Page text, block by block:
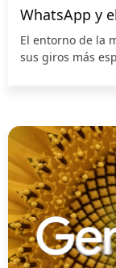
WhatsApp y
El entorno de la
sus giros más